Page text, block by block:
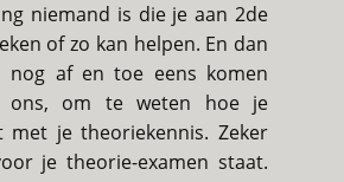
niemand is die je aan 2de
of zo kan helpen. En dan
nog af en toe eens komen
ons, om te weten hoe je
met je theoriekennis. Zeker
je theorie-examen staat.